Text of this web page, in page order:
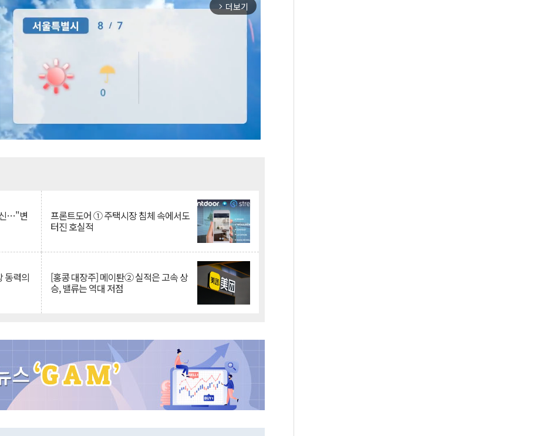
arrow_forward_ios 더보기
…"변 프론트도어 ① 주택시장 침체 속에서도
터진 호실적
동력의 [홍콩 대장주] 메이퇀② 실적은 고속 상
승, 밸류는 역대 저점